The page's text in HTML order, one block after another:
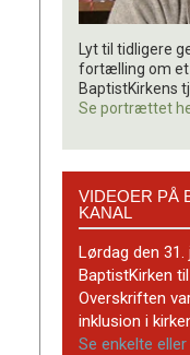
Lyt til tidligere
fortælling om et
BaptistKirkens
Se portrættet
BaptistKirkens
YouTube-
kanal
VIDEOER PÅ
KANAL
Lørdag den 31.
BaptistKirken
Overskriften
inklusion i
Se enkelte